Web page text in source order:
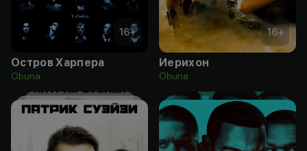
16+
Остров Харпера
Obuna
16+
Иерихон
Obuna